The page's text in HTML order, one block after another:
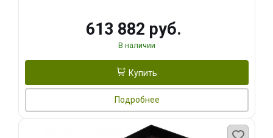
613 882 руб.
В наличии
Купить
Подробнее